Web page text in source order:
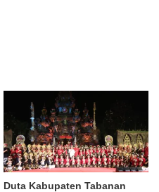
Duta Kabupaten Tabanan